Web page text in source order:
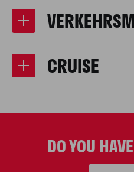
CRUISE
DO YOU